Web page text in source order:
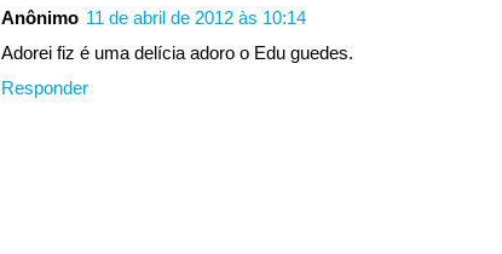
Anônimo 11 de abril de 2012 às 10:14
Adorei fiz é uma delícia adoro o Edu guedes.
Responder